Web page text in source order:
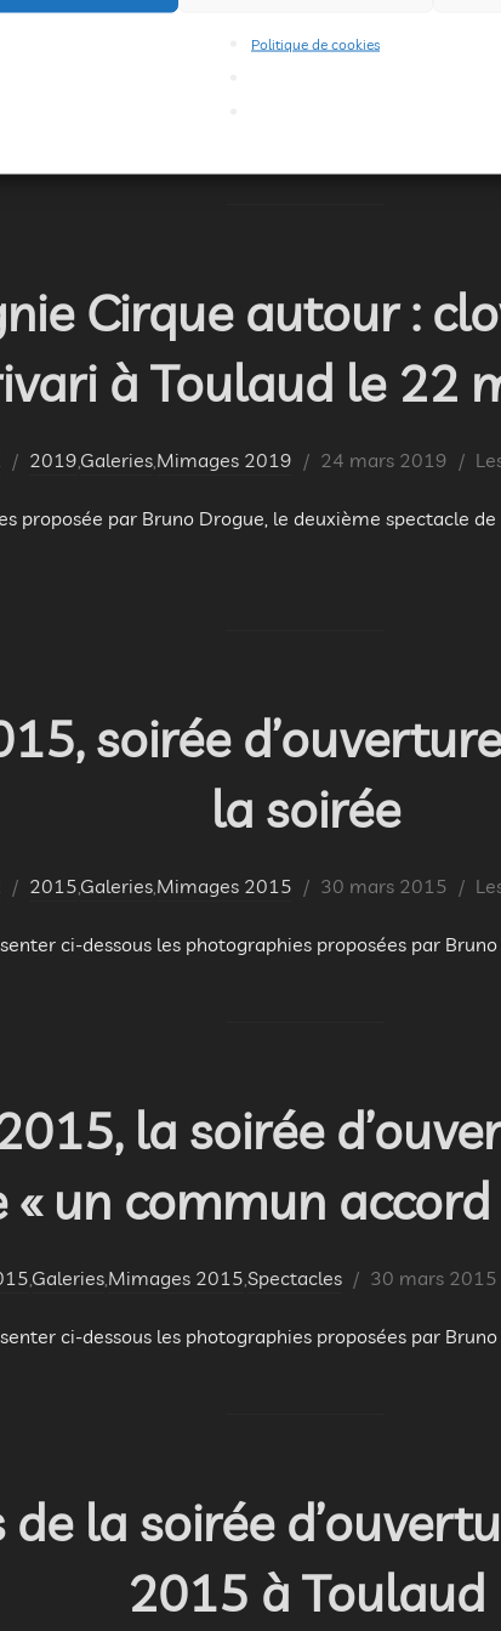
Politique de cookies
désactivés.
fêtes de Toulaud à 20 h Bakéké : par Fabrizio
par Nicolas Longuechaud Jonglerie illusion
Cirque autour :
à Toulaud le 22
2019 Galeries Mimages 2019
Publié
24 mars 2019
proposée par Bruno Drogue, le deuxième spectacle
soirée
la soirée
2015 Galeries Mimages 2015
Publié
30 mars 2015
ci-dessous les photographies proposées par
la soirée
un commun
Galeries, Mimages 2015 Spectacles
Publié
30 mars 2015
ci-dessous les photographies proposées par
la soirée
2015 à Toulaud